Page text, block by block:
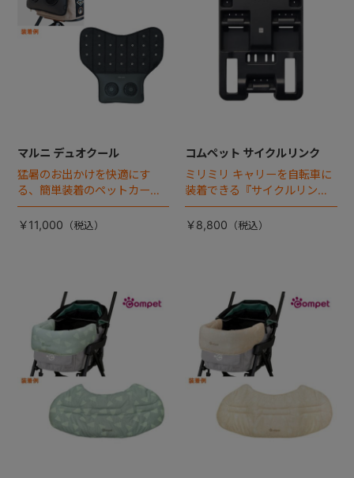
マルニ デュオクール
猛暑のお出かけを快適にす
る、簡単装着のペットカート
専用ダブル送風ファンが登
場。
￥11,000
コムペット サイクルリンク
ミリミリ キャリーを自転車に
装着できる『サイクルリン
ク』が登場！
￥8,800